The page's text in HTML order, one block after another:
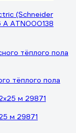
(Schneider
A ATN000138
тёплого пола
м 29871